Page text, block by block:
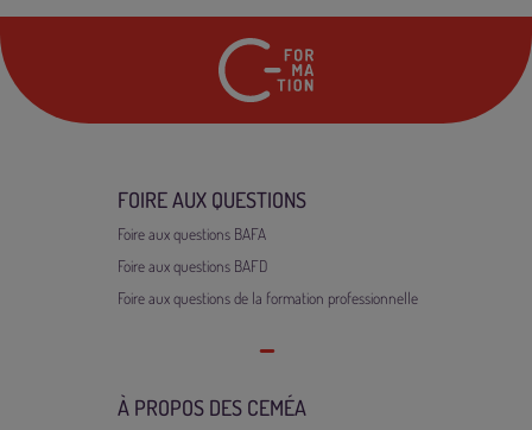
FOIRE AUX QUESTIONS
Foire aux questions BAFA
Foire aux questions BAFD
Foire aux questions de la formation professionnelle
À PROPOS DES CEMÉA